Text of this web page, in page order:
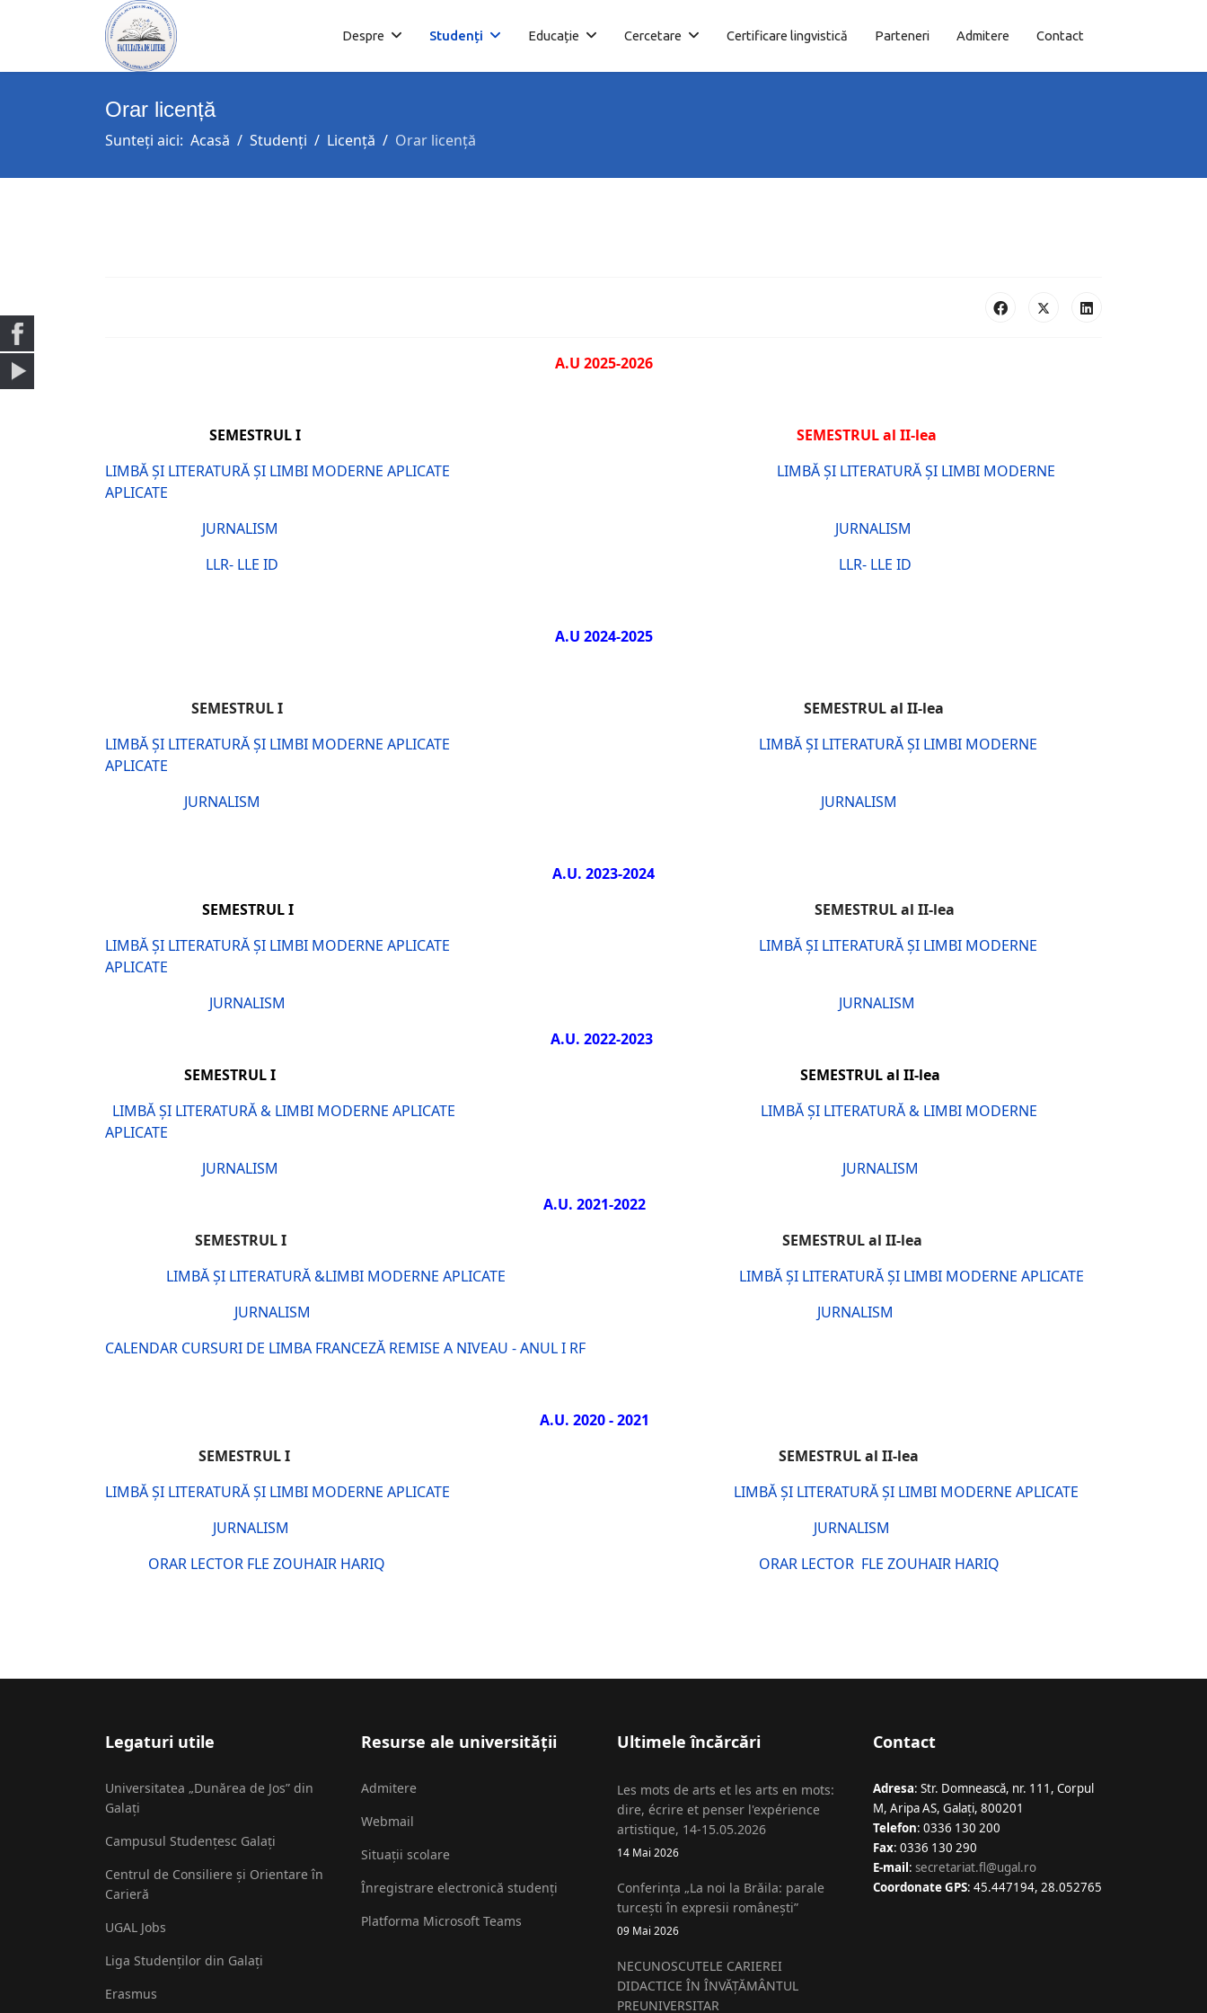
Despre Studenți Educație Cercetare Certificare lingvistică Parteneri Admitere Contact
Orar licență
Sunteți aici: Acasă Studenți Licență Orar licență
A.U 2025-2026
SEMESTRUL I
SEMESTRUL al II-lea
LIMBĂ ȘI LITERATURĂ ȘI LIMBI MODERNE APLICATE
LIMBĂ ȘI LITERATURĂ ȘI LIMBI MODERNE
APLICATE
JURNALISM
JURNALISM
LLR- LLE ID
LLR- LLE ID
A.U 2024-2025
SEMESTRUL I SEMESTRUL al II-lea
LIMBĂ ȘI LITERATURĂ ȘI LIMBI MODERNE APLICATE
LIMBĂ ȘI LITERATURĂ ȘI LIMBI MODERNE
APLICATE
JURNALISM
JURNALISM
A.U. 2023-2024
SEMESTRUL I SEMESTRUL al II-lea
LIMBĂ ȘI LITERATURĂ ȘI LIMBI MODERNE APLICATE
LIMBĂ ȘI LITERATURĂ ȘI LIMBI MODERNE
APLICATE
JURNALISM
JURNALISM
A.U. 2022-2023
SEMESTRUL I
SEMESTRUL al II-lea
LIMBĂ ȘI LITERATURĂ & LIMBI MODERNE APLICATE
LIMBĂ ȘI LITERATURĂ & LIMBI MODERNE
APLICATE
JURNALISM
JURNALISM
A.U. 2021-2022
SEMESTRUL I SEMESTRUL al II-lea
LIMBĂ ȘI LITERATURĂ &LIMBI MODERNE APLICATE
LIMBĂ ȘI LITERATURĂ ȘI LIMBI MODERNE APLICATE
JURNALISM
JURNALISM
CALENDAR CURSURI DE LIMBA FRANCEZĂ REMISE A NIVEAU - ANUL I RF
A.U. 2020 - 2021
SEMESTRUL I SEMESTRUL al II-lea
LIMBĂ ȘI LITERATURĂ ȘI LIMBI MODERNE APLICATE
LIMBĂ ȘI LITERATURĂ ȘI LIMBI MODERNE APLICATE
JURNALISM
JURNALISM
ORAR LECTOR FLE ZOUHAIR HARIQ
ORAR LECTOR FLE ZOUHAIR HARIQ
Legaturi utile
Universitatea „Dunărea de Jos” din
Galați
Campusul Studențesc Galați
Centrul de Consiliere și Orientare în
Carieră
UGAL Jobs
Liga Studenților din Galați
Erasmus
Resurse ale universității
Admitere
Webmail
Situații scolare
Înregistrare electronică studenți
Platforma Microsoft Teams
Ultimele încărcări
Les mots de arts et les arts en mots:
dire, écrire et penser l'expérience
artistique, 14-15.05.2026
14 Mai 2026
Conferința „La noi la Brăila: parale
turcești în expresii românești”
09 Mai 2026
NECUNOSCUTELE CARIEREI
DIDACTICE ÎN ÎNVĂȚĂMÂNTUL
PREUNIVERSITAR
Contact
Adresa: Str. Domnească, nr. 111, Corpul
M, Aripa AS, Galaţi, 800201
Telefon: 0336 130 200
Fax: 0336 130 290
E-mail: secretariat.fl@ugal.ro
Coordonate GPS: 45.447194, 28.052765